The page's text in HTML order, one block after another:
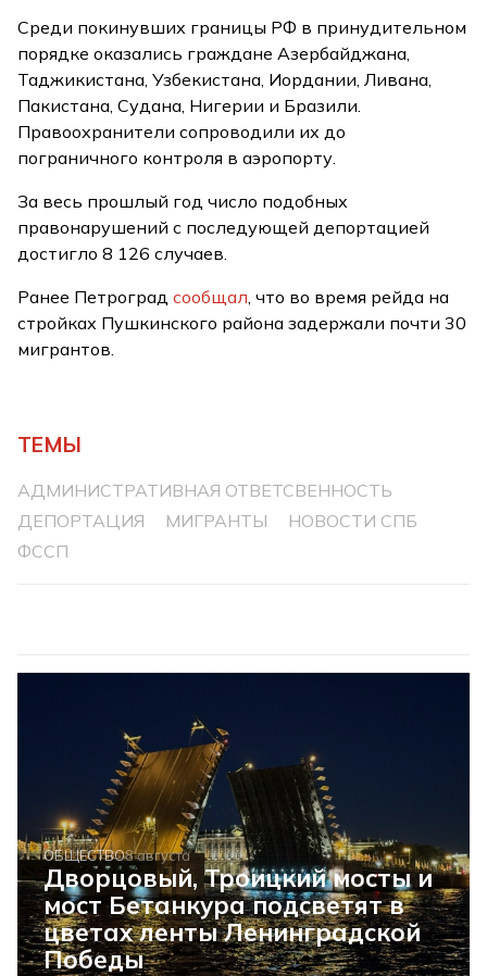
Среди покинувших границы РФ в принудительном
порядке оказались граждане Азербайджана,
Таджикистана, Узбекистана, Иордании, Ливана,
Пакистана, Судана, Нигерии и Бразили.
Правоохранители сопроводили их до
пограничного контроля в аэропорту.
За весь прошлый год число подобных
правонарушений с последующей депортацией
достигло 8 126 случаев.
Ранее Петроградсообщал , что во время рейда на
стройках Пушкинского района задержали почти 30
мигрантов.
ТЕМЫ
АДМИНИСТРАТИВНАЯ ОТВЕТСВЕННОСТЬ
ДЕПОРТАЦИЯ
МИГРАНТЫ
НОВОСТИ СПБ
ФССП
ОБЩЕСТВО8 августа
Дворцовый, Троицкий мосты и
мост Бетанкура подсветят в
цветах ленты Ленинградской
Победы